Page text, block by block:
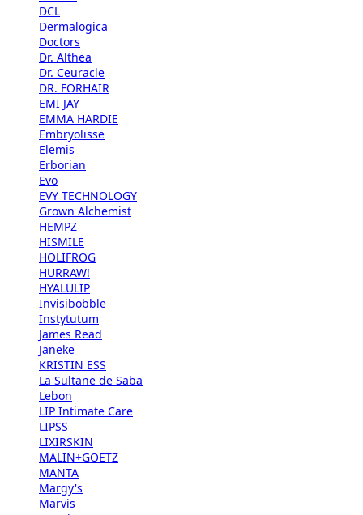
DCL
Dermalogica
Doctors
Dr. Althea
Dr. Ceuracle
DR. FORHAIR
EMI JAY
EMMA HARDIE
Embryolisse
Elemis
Erborian
Evo
EVY TECHNOLOGY
Grown Alchemist
HEMPZ
HISMILE
HOLIFROG
HURRAW!
HYALULIP
Invisibobble
Instytutum
James Read
Janeke
KRISTIN ESS
La Sultane de Saba
Lebon
LIP Intimate Care
LIPSS
LIXIRSKIN
MALIN+GOETZ
MANTA
Margy's
Marvis